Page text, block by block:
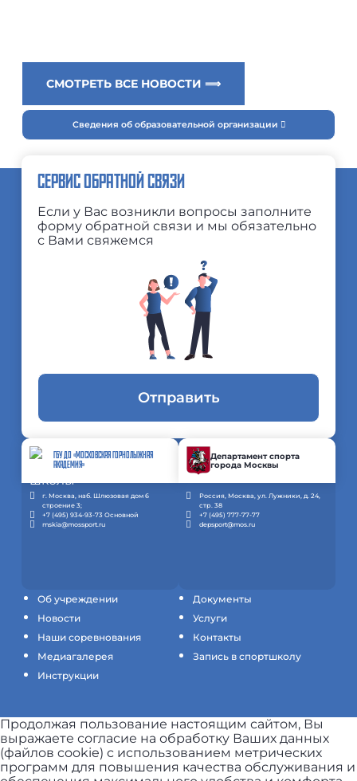
СМОТРЕТЬ ВСЕ НОВОСТИ ⟹
Сведения об образовательной организации
Об учреждении
Новости
Наши соревнования
Медиагалерея
Инструкции
Документы
Услуги
Контакты
Запись в спортшколу
СЕРВИС ОБРАТНОЙ СВЯЗИ
Если у Вас возникли вопросы заполните
форму обратной связи и мы обязательно
с Вами свяжемся
Отправить
ГБУ ДО «МОСКОВСКАЯ ГОРНОЛЫЖНАЯ
АКАДЕМИЯ»
г. Москва, наб. Шлюзовая дом 6
строение 3;
+7 (495) 934-93-73 Основной
mskia@mossport.ru
Департамент спорта
города Москвы
Россия, Москва, ул. Лужники, д. 24,
стр. 38
+7 (495) 777-77-77
depsport@mos.ru
Продолжая пользование настоящим сайтом, Вы
выражаете согласие на обработку Ваших данных
(файлов cookie) с использованием метрических
программ для повышения качества обслуживания и